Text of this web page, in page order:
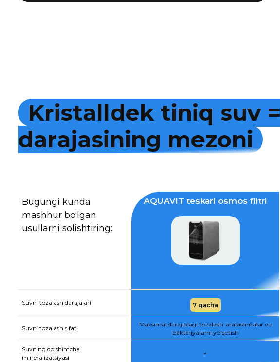
Kristalldek tiniq suv =
darajasining mezoni
Bugungi kunda
mashhur bo‘lgan
usullarni solishtiring:
AQUAVIT teskari osmos filtri
Suvni tozalash darajalari 7 gacha
Suvni tozalash sifati
Maksimal darajadagi tozalash: aralashmalar va
bakteriyalarni yo‘qotish
Suvning qo‘shimcha
mineralizatsiyasi
+